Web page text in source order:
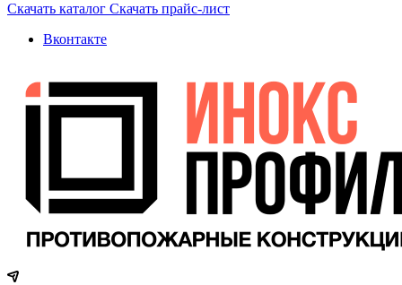
Скачать каталог Скачать прайс-лист
Вконтакте